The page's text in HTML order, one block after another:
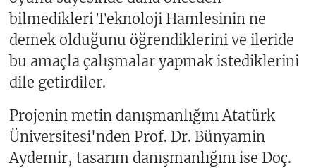
bilmedikleri Teknoloji Hamlesinin ne
demek olduğunu öğrendiklerini ve ileride
bu amaçla çalışmalar yapmak istediklerini
dile getirdiler.
Projenin metin danışmanlığını Atatürk
Üniversitesi'nden Prof. Dr. Bünyamin
Aydemir, tasarım danışmanlığını ise Doç.